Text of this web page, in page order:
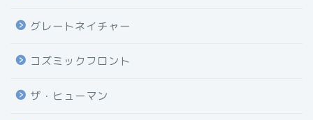
グレートネイチャー
コズミックフロント
ザ・ヒューマン